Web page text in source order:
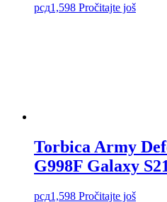
рсд1,598 Pročitajte još
Torbica Army
G998F Galaxy
рсд1,598 Pročitajte još